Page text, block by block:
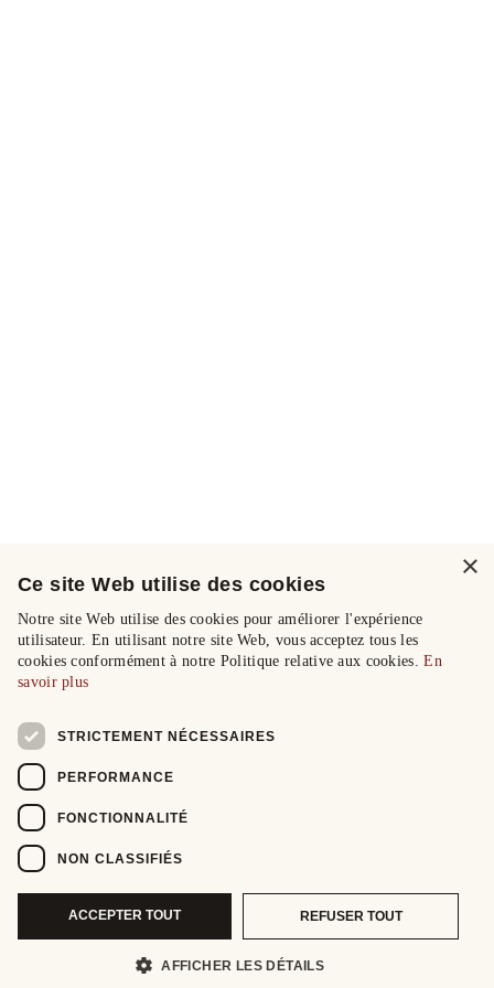
×
Ce site Web utilise des cookies
Notre site Web utilise des cookies pour améliorer l'expérience
utilisateur. En utilisant notre site Web, vous acceptez tous les
cookies conformément à notre Politique relative aux cookies.En
savoir plus
STRICTEMENT NÉCESSAIRES
PERFORMANCE
FONCTIONNALITÉ
NON CLASSIFIÉS
ACCEPTER TOUT REFUSER TOUT
AFFICHER LES DÉTAILS